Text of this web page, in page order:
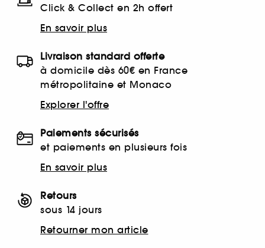
Click & Collect en 2h offert
En savoir plus
Livraison standard offerte
à domicile dès 60€ en France
métropolitaine et Monaco
Explorer l'offre
Paiements sécurisés
et paiements en plusieurs fois
En savoir plus
Retours
sous 14 jours
Retourner mon article